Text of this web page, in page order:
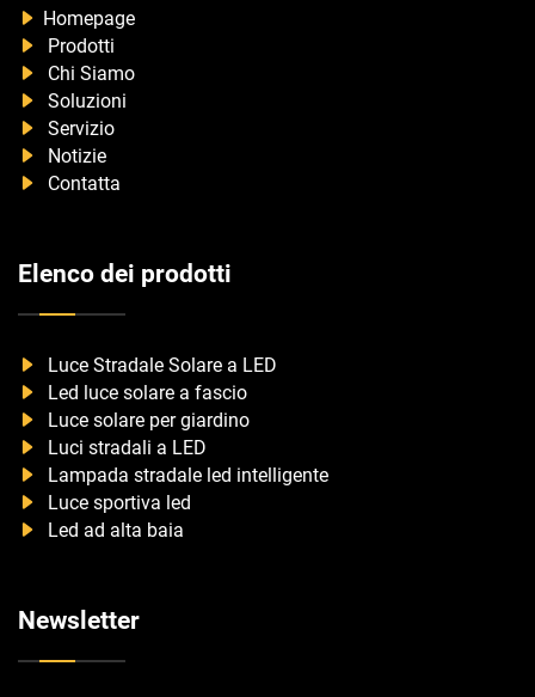
Homepage
Prodotti
Chi Siamo
Soluzioni
Servizio
Notizie
Contatta
Elenco dei prodotti
Luce Stradale Solare a LED
Led luce solare a fascio
Luce solare per giardino
Luci stradali a LED
Lampada stradale led intelligente
Luce sportiva led
Led ad alta baia
Newsletter